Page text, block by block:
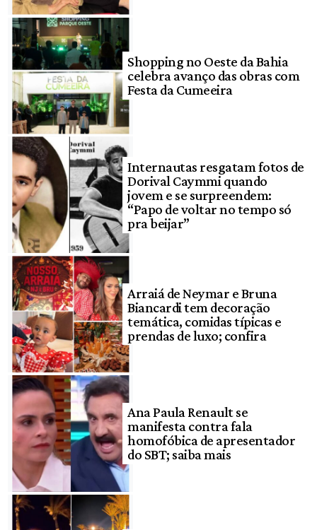
Shopping no Oeste da Bahia
celebra avanço das obras com
Festa da Cumeeira
Internautas resgatam fotos de
Dorival Caymmi quando
jovem e se surpreendem:
“Papo de voltar no tempo só
pra beijar”
Arraiá de Neymar e Bruna
Biancardi tem decoração
temática, comidas típicas e
prendas de luxo; confira
Ana Paula Renault se
manifesta contra fala
homofóbica de apresentador
do SBT; saiba mais